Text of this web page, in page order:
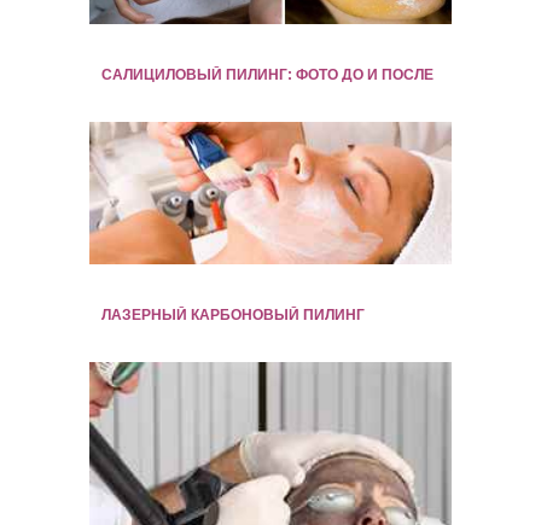
САЛИЦИЛОВЫЙ ПИЛИНГ: ФОТО ДО И ПОСЛЕ
ЛАЗЕРНЫЙ КАРБОНОВЫЙ ПИЛИНГ